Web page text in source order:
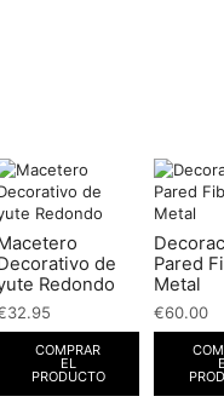
de
Redondo
32.95
COMPRAR
EL
PRODUCTO
Pared
Metal
€60.00